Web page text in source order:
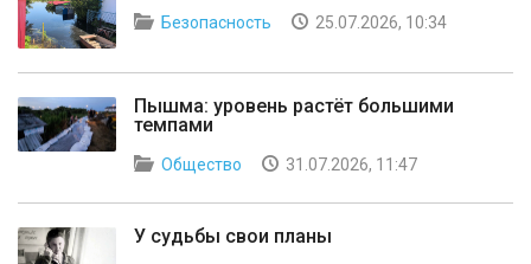
Безопасность 25.07.2026, 10:34
Пышма: уровень растёт большими
темпами
Общество 31.07.2026, 11:47
У судьбы свои планы